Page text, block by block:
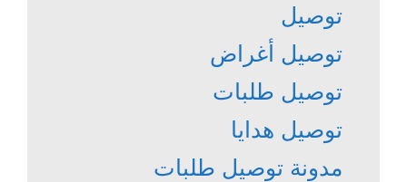
توصيل
توصيل أغراض
توصيل طلبات
توصيل هدايا
مدونة توصيل طلبات